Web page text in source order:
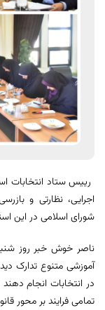
اجرایی، نظارتی و
شورای اسلامی در این
ناصر خوش خبر روز
آموزشی متنوع تدارک
در انتخابات انجام
تمامی فرایند بر محور